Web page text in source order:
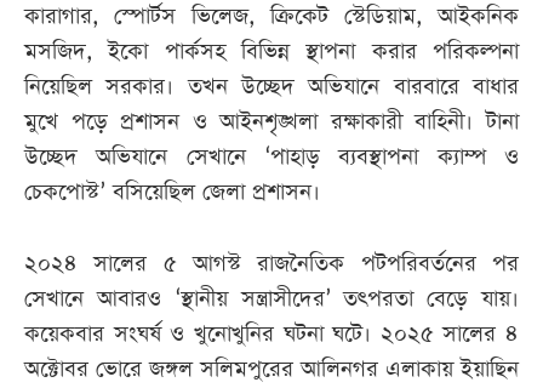
কারাগার, স্পোর্টস ভিলেজ, ক্রিকেট স্টেডিয়াম, আইকনিক
মসজিদ, ইকো পার্কসহ বিভিন্ন স্থাপনা করার পরিকল্পনা
নিয়েছিল সরকার। তখন উচ্ছেদ অভিযানে বারবারে বাধার
মুখে পড়ে প্রশাসন ও আইনশৃঙ্খলা রক্ষাকারী বাহিনী। টানা
উচ্ছেদ অভিযানে সেখানে ‘পাহাড় ব্যবস্থাপনা ক্যাম্প ও
চেকপোস্ট’ বসিয়েছিল জেলা প্রশাসন।
২০২৪ সালের ৫ আগস্ট রাজনৈতিক পটপরিবর্তনের পর
সেখানে আবারও ‘স্থানীয় সন্ত্রাসীদের’ তৎপরতা বেড়ে যায়।
কয়েকবার সংঘর্ষ ও খুনোখুনির ঘটনা ঘটে। ২০২৫ সালের ৪
অক্টোবর ভোরে জঙ্গল সলিমপুরের আলিনগর এলাকায় ইয়াছিন